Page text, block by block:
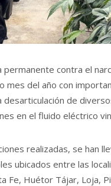
permanente contra el
mes del año con
desarticulación de
en el fluido eléctrico
realizadas, se han
ubicados entre las
Fe, Huétor Tájar, Loja,